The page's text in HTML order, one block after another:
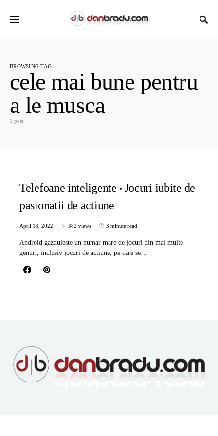
BROWSING TAG
cele mai bune pentru
a le musca
1 post
Telefoane inteligente
Jocuri iubite de
pasionatii de actiune
April 13, 2022 382 views 3 minute read
Android gazduieste un numar mare de jocuri din mai multe
genuri, inclusiv jocuri de actiune, pe care se…